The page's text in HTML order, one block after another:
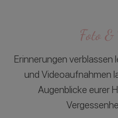
Foto
Erinnerungen verblassen
und Videoaufnahmen
Augenblicke eurer